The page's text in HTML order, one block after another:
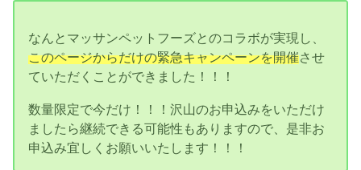
なんとマッサンペットフーズとのコラボが実現し、
このページからだけの緊急キャンペーンを開催させ
ていただくことができました！！！
数量限定で今だけ！！！沢山のお申込みをいただけ
ましたら継続できる可能性もありますので、是非お
申込み宜しくお願いいたします！！！